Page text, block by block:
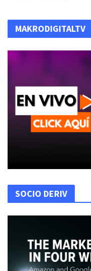
MAKRODIGITALTV
SOCIO DERIV